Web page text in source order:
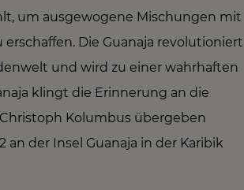
um ausgewogene Mischungen mit
Die Guanaja revolutioniert
und wird zu einer wahrhaften
klingt die Erinnerung an die
Kolumbus übergeben
an der Insel Guanaja in der Karibik